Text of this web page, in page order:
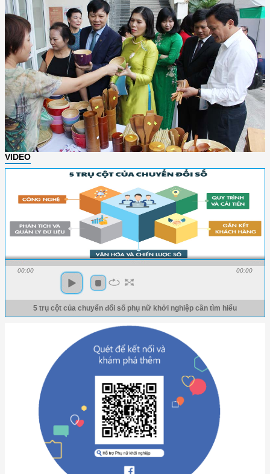
VIDEO
00:00 00:00
5 trụ cột của chuyển đổi số phụ nữ khởi nghiệp cần tìm hiểu